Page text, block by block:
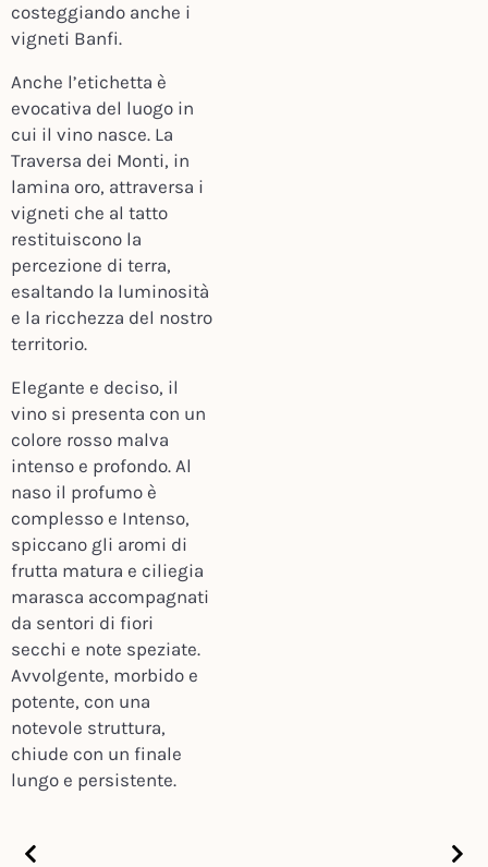
costeggiando anche i
vigneti Banfi.
Anche l’etichetta è
evocativa del luogo in
cui il vino nasce. La
Traversa dei Monti, in
lamina oro, attraversa i
vigneti che al tatto
restituiscono la
percezione di terra,
esaltando la luminosità
e la ricchezza del nostro
territorio.
Elegante e deciso, il
vino si presenta con un
colore rosso malva
intenso e profondo. Al
naso il profumo è
complesso e Intenso,
spiccano gli aromi di
frutta matura e ciliegia
marasca accompagnati
da sentori di fiori
secchi e note speziate.
Avvolgente, morbido e
potente, con una
notevole struttura,
chiude con un finale
lungo e persistente.